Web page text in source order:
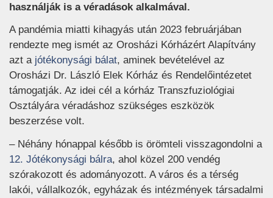
használják is a véradások alkalmával.
A pandémia miatti kihagyás után 2023 februárjában
rendezte meg ismét az Orosházi Kórházért Alapítvány
azt a jótékonysági bálat(új ablakban nyílik meg)
, aminek bevételével az
Orosházi Dr. László Elek Kórház és Rendelőintézetet
támogatják. Az idei cél a kórház Transzfuziológiai
Osztályára véradáshoz szükséges eszközök
beszerzése volt.
– Néhány hónappal később is örömteli visszagondolni a
12. Jótékonysági bálra(új ablakban nyílik meg)
, ahol közel 200 vendég
szórakozott és adományozott. A város és a térség
lakói, vállalkozók, egyházak és intézmények társadalmi